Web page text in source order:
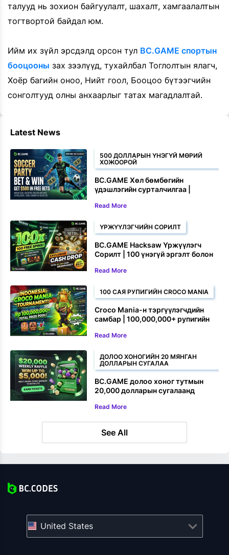
талууд нь зохион байгуулалт, шахалт, хамгаалалтын
тогтвортой байдал юм.
Ийм их зүйл эрсдэлд орсон тул BC.GAME спортын
бооцооны зах зээлүүд, тухайлбал Тоглолтын ялагч,
Хоёр багийн оноо, Нийт гоол, Бооцоо бүтээгчийн
сонголтууд олны анхаарлыг татах магадлалтай.
Latest News
500 ДОЛЛАРЫН ҮНЭГҮЙ МӨРИЙ
ХОЖООРОЙ
BC.GAME Хөл бөмбөгийн
үдэшлэгийн сурталчилгаа |
үнэгүй бооцоо хожоорой
Read More
ҮРЖҮҮЛЭГЧИЙН СОРИЛТ
BC.GAME Hacksaw Үржүүлэгч
Сорилт | 100 үнэгүй эргэлт болон
Read More
100 САЯ РУПИГИЙН CROCO MANIA
Croco Mania-н тэргүүлэгчдийн
самбар | 100,000,000+ рупигийн
Read More
ДОЛОО ХОНОГИЙН 20 МЯНГАН
ДОЛЛАРЫН СУГАЛАА
BC.GAME долоо хоног тутмын
20,000 долларын сугалаанд
Read More
See All
United States